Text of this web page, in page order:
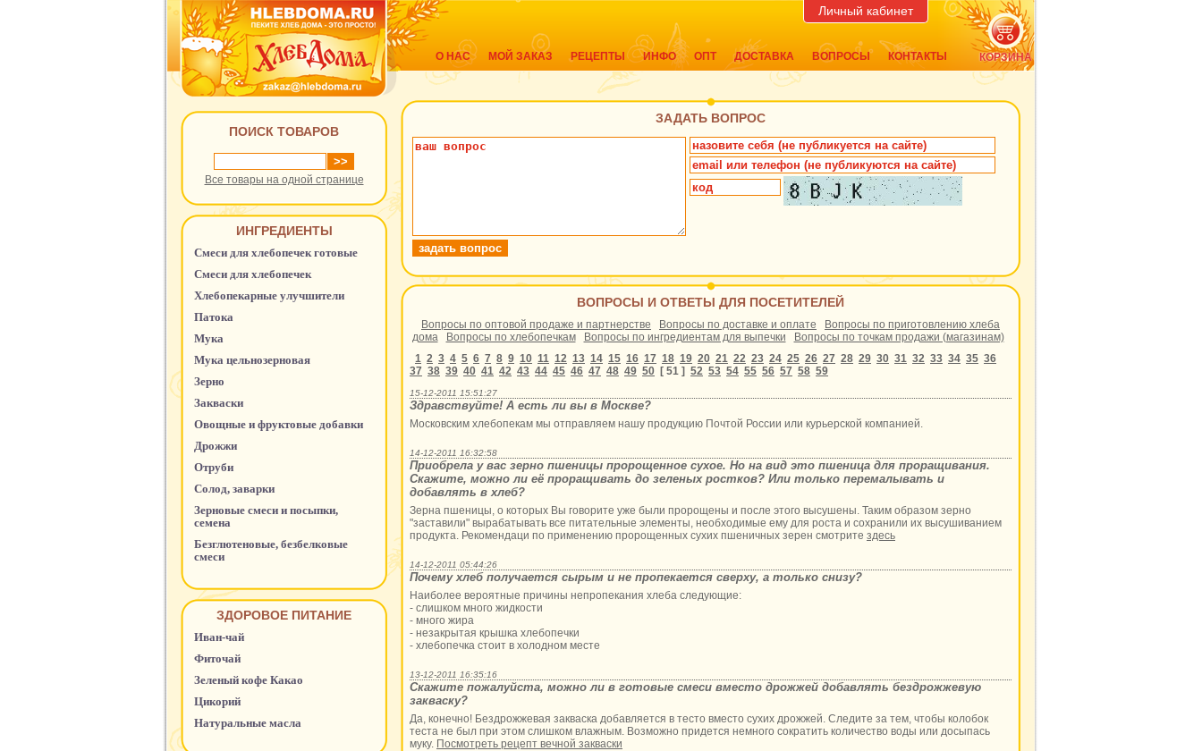
Личный кабинет
О НАС МОЙ ЗАКАЗ РЕЦЕПТЫ ИНФО ОПТ ДОСТАВКА ВОПРОСЫ КОНТАКТЫ КОРЗИНА
ПОИСК ТОВАРОВ
Все товары на одной странице
ИНГРЕДИЕНТЫ
Смеси для хлебопечек готовые
Смеси для хлебопечек
Хлебопекарные улучшители
Патока
Мука
Мука цельнозерновая
Зерно
Закваски
Овощные и фруктовые добавки
Дрожжи
Отруби
Солод, заварки
Зерновые смеси и посыпки,
семена
Безглютеновые, безбелковые
смеси
ЗДОРОВОЕ ПИТАНИЕ
Иван-чай
Фиточай
Зеленый кофе Какао
Цикорий
Натуральные масла
ЗАДАТЬ ВОПРОС
ВОПРОСЫ И ОТВЕТЫ ДЛЯ ПОСЕТИТЕЛЕЙ
Вопросы по оптовой продаже и партнерстве Вопросы по доставке и оплате
Вопросы по приготовлению хлеба
дома
Вопросы по хлебопечкам Вопросы по ингредиентам для выпечки
Вопросы по точкам продажи (магазинам)
1 2 3 4 5 6 7 8 9 10 11 12 13 14 15 16 17 18 19 20 21 22 23 24 25 26 27 28 29 30 31 32 33 34 35 36
37 38 39 40 41 42 43 44 45 46 47 48 49 50 [ 51 ] 52 53 54 55 56 57 58 59
15-12-2011 15:51:27
Здравствуйте! А есть ли вы в Москве?
Московским хлебопекам мы отправляем нашу продукцию Почтой России или курьерской компанией.
14-12-2011 16:32:58
Приобрела у вас зерно пшеницы пророщенное сухое. Но на вид это пшеница для проращивания.
Скажите, можно ли её проращивать до зеленых ростков? Или только перемалывать и
добавлять в хлеб?
Зерна пшеницы, о которых Вы говорите уже были пророщены и после этого высушены. Таким образом зерно
"заставили" вырабатывать все питательные элементы, необходимые ему для роста и сохранили их высушиванием
продукта. Рекомендаци по применению пророщенных сухих пшеничных зерен смотрите здесь
14-12-2011 05:44:26
Почему хлеб получается сырым и не пропекается сверху, а только снизу?
Наиболее вероятные причины непропекания хлеба следующие:
- слишком много жидкости
- много жира
- незакрытая крышка хлебопечки
- хлебопечка стоит в холодном месте
13-12-2011 16:35:16
Скажите пожалуйста, можно ли в готовые смеси вместо дрожжей добавлять бездрожжевую
закваску?
Да, конечно! Бездрожжевая закваска добавляется в тесто вместо сухих дрожжей. Следите за тем, чтобы колобок
теста не был при этом слишком влажным. Возможно придется немного сократить количество воды или досыпась
муку. Посмотреть рецепт вечной закваски